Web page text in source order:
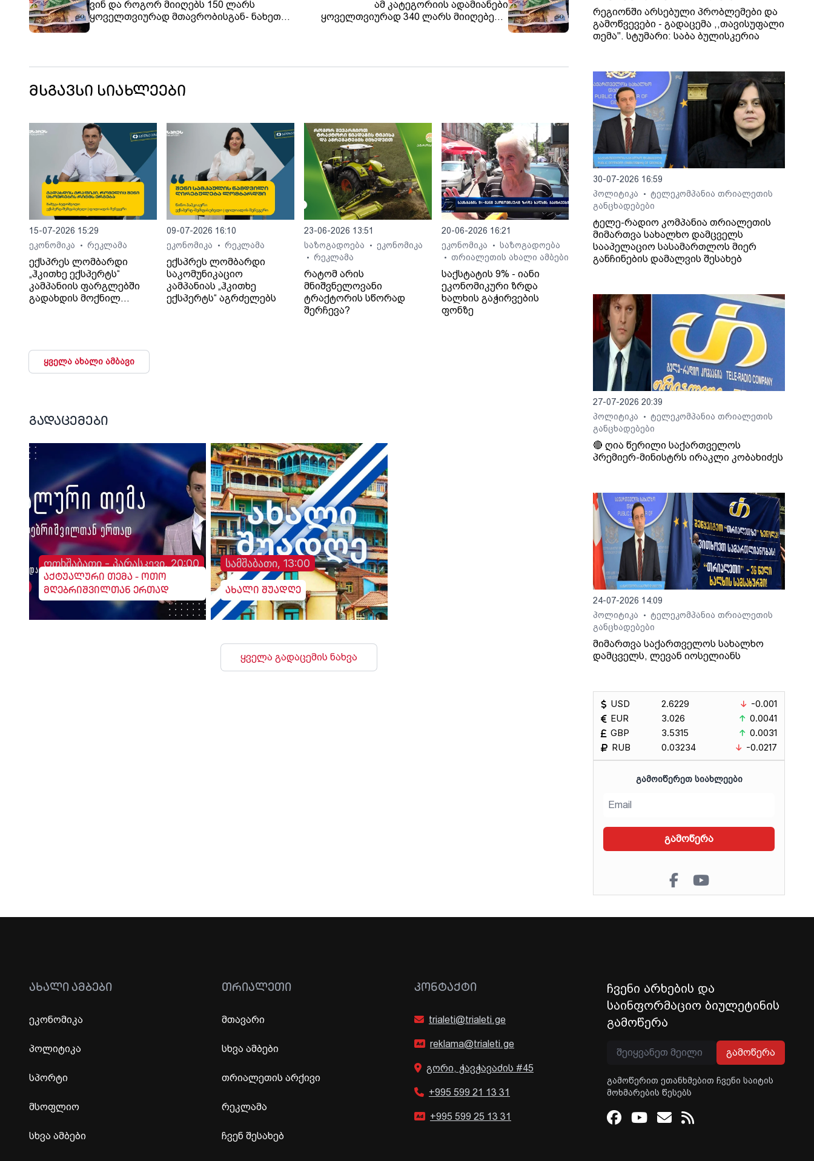
ვინ და როგორ მიიღებს 150 ლარს
ყოველთვიურად მთავრობისგან- ნახეთ
ამ კატეგორიის ადამიანები
ყოველთვიურად 340 ლარს მიიღებენ –
ნახეთ ვის გაეზრდება შემოსავალი
მსგავსი სიახლეები
15-07-2026 15:29
ეკონომიკა
• რეკლამა
ექსპრეს ლომბარდი
„ჰკითხე ექსპერტს“
კამპანიის ფარგლებში
გადახდის მოქნილ
09-07-2026 16:10
ეკონომიკა
• რეკლამა
ექსპრეს ლომბარდი
საკომუნიკაციო
კამპანიას „ჰკითხე
ექსპერტს“ აგრძელებს
23-06-2026 13:51
საზოგადოება
• ეკონომიკა
• რეკლამა
რატომ არის
მნიშვნელოვანი
ტრაქტორის სწორად
შერჩევა?
20-06-2026 16:21
ეკონომიკა
• საზოგადოება
• თრიალეთის ახალი ამბები
საქსტატის 9% - იანი
ეკონომიკური ზრდა
ხალხის გაჭირვების
ფონზე
ყველა ახალი ამბავი
გადაცემები
ოთხშაბათი - პარასკევი, 20:00
აქტუალური თემა - ოთო
მღებრიშვილთან ერთად
სამშაბათი, 13:00
ახალი შუადღე
ყველა გადაცემის ნახვა
რეგიონში არსებული პრობლემები და
გამოწვევები - გადაცემა ,,თავისუფალი
თემა". სტუმარი: საბა ბულისკერია
30-07-2026 16:59
პოლიტიკა
•
ტელეკომპანია თრიალეთის
განცხადებები
ტელე-რადიო კომპანია თრიალეთის
მიმართვა სახალხო დამცველს
სააპელაციო სასამართლოს მიერ
განჩინების დამალვის შესახებ
27-07-2026 20:39
პოლიტიკა
•
ტელეკომპანია თრიალეთის
განცხადებები
🔴 ღია წერილი საქართველოს
პრემიერ-მინისტრს ირაკლი კობახიძეს
24-07-2026 14:09
პოლიტიკა
•
ტელეკომპანია თრიალეთის
განცხადებები
მიმართვა საქართველოს სახალხო
დამცველს, ლევან იოსელიანს
USD
EUR
GBP
RUB
2.6229
3.026
3.5315
0.03234
-0.001
0.0041
0.0031
-0.0217
ᲒᲐᲛᲝᲘᲬᲔᲠᲔᲗ ᲡᲘᲐᲮᲚᲔᲔᲑᲘ
გამოწერა
ᲐᲮᲐᲚᲘ ᲐᲛᲑᲔᲑᲘ
ეკონომიკა
პოლიტიკა
სპორტი
მსოფლიო
სხვა ამბები
ᲗᲠᲘᲐᲚᲔᲗᲘ
მთავარი
სხვა ამბები
თრიალეთის არქივი
რეკლამა
ჩვენ შესახებ
ᲙᲝᲜᲢᲐᲥᲢᲘ
trialeti@trialeti.ge
reklama@trialeti.ge
გორი, ჭავჭავაძის #45
+995 599 21 13 31
+995 599 25 13 31
ჩვენი არხების და
საინფორმაციო ბიულეტინის
გამოწერა
გამოწერა
გამოწერით ეთანხმებით ჩვენი საიტის
მოხმარების წესებს
Facebook
Youtube
Email
RSS